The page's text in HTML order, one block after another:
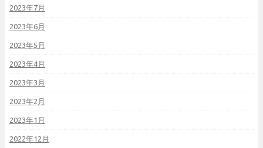
2023年7月
2023年6月
2023年5月
2023年4月
2023年3月
2023年2月
2023年1月
2022年12月